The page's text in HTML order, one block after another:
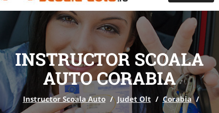
INSTRUCTOR SCOALA
AUTO CORABIA
Instructor Scoala Auto / Judet Olt / Corabia /